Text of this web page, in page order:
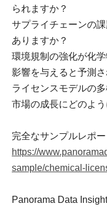
られますか？
サプライチェーンの
ありますか？
環境規制の強化が化
影響を与えると予測さ
ライセンスモデルの
市場の成長にどのよ
完全なサンプルレポ
https://
sample/chemical-
Panorama Data